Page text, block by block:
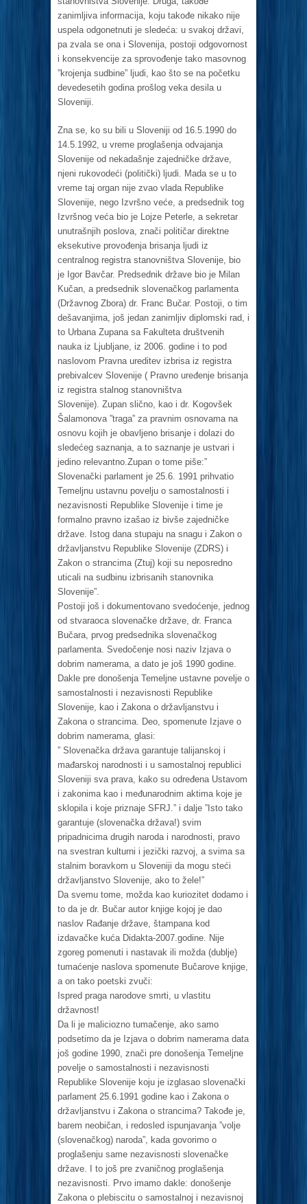
zanimljiva informacija, koju takođe nikako nije
uspela odgonetnuti je sledeća: u svakoj državi,
pa zvala se ona i Slovenija, postoji odgovornost
i konsekvencije za sprovođenje tako masovnog
”krojenja sudbine” ljudi, kao što se na početku
devedesetih godina prošlog veka desila u
Sloveniji.
Zna se, ko su bili u Sloveniji od 16.5.1990 do
14.5.1992, u vreme proglašenja odvajanja
Slovenije od nekadašnje zajedničke države,
njeni rukovodeći (politički) ljudi. Mada se u to
vreme taj organ nije zvao vlada Republike
Slovenije, nego Izvršno veće, a predsednik tog
Izvršnog veća bio je Lojze Peterle, a sekretar
unutrašnjih poslova, znači političar direktne
eksekutive provođenja brisanja ljudi iz
centralnog registra stanovništva Slovenije, bio
je Igor Bavčar. Predsednik države bio je Milan
Kučan, a predsednik slovenačkog parlamenta
(Državnog Zbora) dr. Franc Bučar. Postoji, o tim
dešavanjima, još jedan zanimljiv diplomski rad, i
to Urbana Zupana sa Fakulteta društvenih
nauka iz Ljubljane, iz 2006. godine i to pod
naslovom Pravna ureditev izbrisa iz registra
prebivalcev Slovenije ( Pravno uređenje brisanja
iz registra stalnog stanovništva
Slovenije). Zupan slično, kao i dr. Kogovšek
Šalamonova ”traga” za pravnim osnovama na
osnovu kojih je obavljeno brisanje i dolazi do
sledećeg saznanja, a to saznanje je ustvari i
jedino relevantno.Zupan o tome piše:”
Slovenački parlament je 25.6. 1991 prihvatio
Temeljnu ustavnu povelju o samostalnosti i
nezavisnosti Republike Slovenije i time je
formalno pravno izašao iz bivše zajedničke
države. Istog dana stupaju na snagu i Zakon o
državljanstvu Republike Slovenije (ZDRS) i
Zakon o strancima (Ztuj) koji su neposredno
uticali na sudbinu izbrisanih stanovnika
Slovenije”.
Postoji još i dokumentovano svedoćenje, jednog
od stvaraoca slovenačke države, dr. Franca
Bučara, prvog predsednika slovenačkog
parlamenta. Svedočenje nosi naziv Izjava o
dobrim namerama, a dato je još 1990 godine.
Dakle pre donošenja Temeljne ustavne povelje o
samostalnosti i nezavisnosti Republike
Slovenije, kao i Zakona o državljanstvu i
Zakona o strancima. Deo, spomenute Izjave o
dobrim namerama, glasi:
” Slovenačka država garantuje talijanskoj i
mađarskoj narodnosti i u samostalnoj republici
Sloveniji sva prava, kako su određena Ustavom
i zakonima kao i međunarodnim aktima koje je
sklopila i koje priznaje SFRJ.” i dalje ”Isto tako
garantuje (slovenačka država!) svim
pripadnicima drugih naroda i narodnosti, pravo
na svestran kulturni i jezički razvoj, a svima sa
stalnim boravkom u Sloveniji da mogu steći
državljanstvo Slovenije, ako to žele!”
Da svemu tome, možda kao kuriozitet dodamo i
to da je dr. Bučar autor knjige kojoj je dao
naslov Rađanje države, štampana kod
izdavačke kuća Didakta-2007.godine. Nije
zgoreg pomenuti i nastavak ili možda (dublje)
tumaćenje naslova spomenute Bučarove knjige,
a on tako poetski zvuči:
Ispred praga narodove smrti, u vlastitu
državnost!
Da li je maliciozno tumačenje, ako samo
podsetimo da je Izjava o dobrim namerama data
još godine 1990, znači pre donošenja Temeljne
povelje o samostalnosti i nezavisnosti
Republike Slovenije koju je izglasao slovenački
parlament 25.6.1991 godine kao i Zakona o
državljanstvu i Zakona o strancima? Takođe je,
barem neobičan, i redosled ispunjavanja ”volje
(slovenačkog) naroda”, kada govorimo o
proglašenju same nezavisnosti slovenačke
države. I to još pre zvaničnog proglašenja
nezavisnosti. Prvo imamo dakle: donošenje
Zakona o plebiscitu o samostalnoj i nezavisnoj